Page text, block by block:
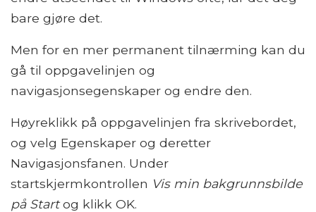
bare gjøre det.
Men for en mer permanent tilnærming kan du
gå til oppgavelinjen og
navigasjonsegenskaper og endre den.
Høyreklikk på oppgavelinjen fra skrivebordet,
og velg Egenskaper og deretter
Navigasjonsfanen. Under
startskjermkontrollen Vis min bakgrunnsbilde
på Startog klikk OK.